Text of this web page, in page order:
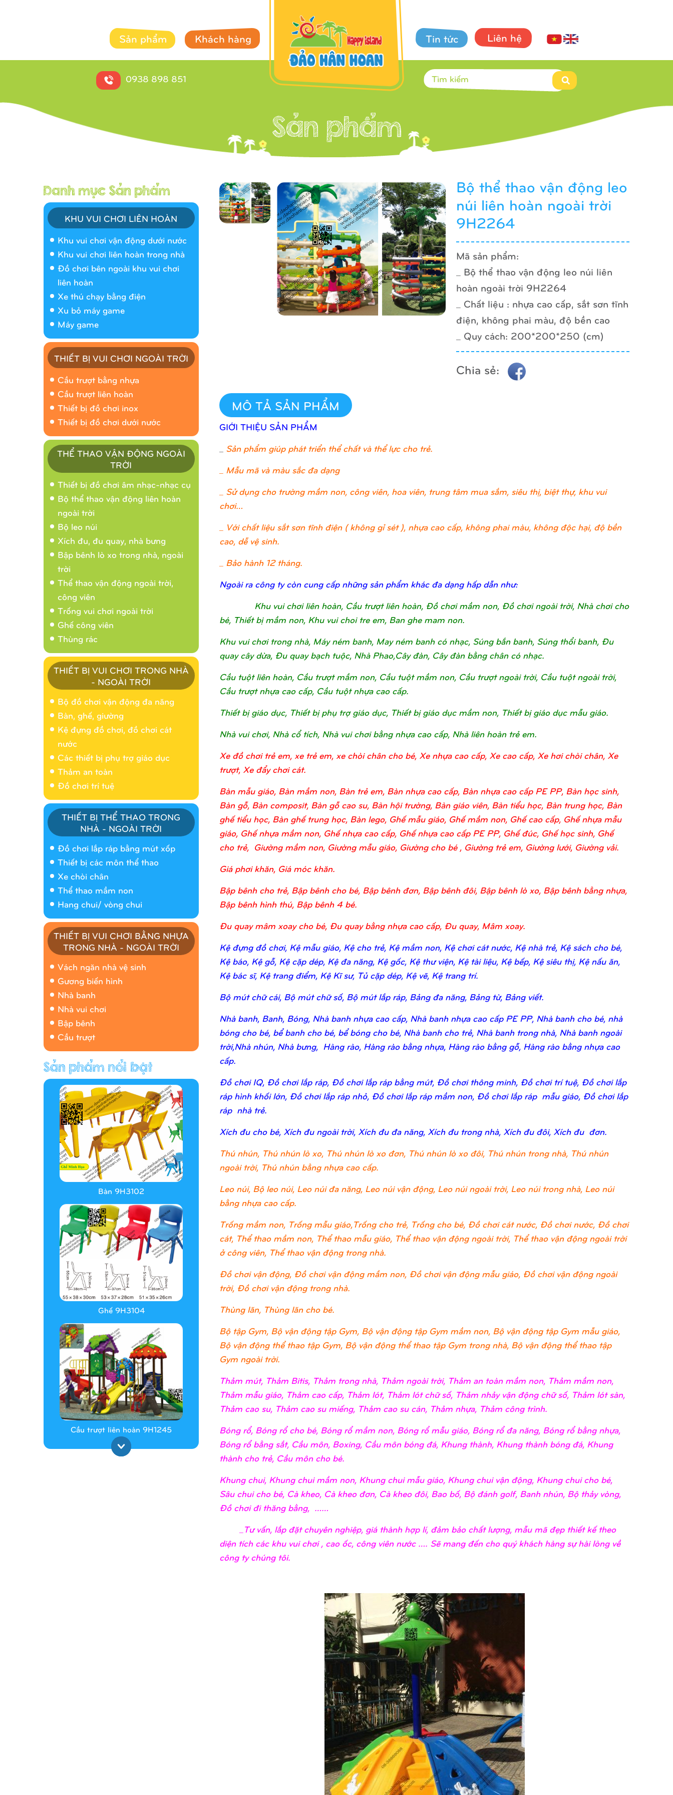
Sản phẩm Khách hàng Tin tức Liên hệ
0938 898 851
KHU VUI CHƠI LIÊN HOÀN
Khu vui chơi vận động dưới nước
Khu vui chơi liên hoàn trong nhà
Đồ chơi bên ngoài khu vui chơi
liên hoàn
Xe thú chạy bằng điện
Xu bỏ máy game
Máy game
THIẾT BỊ VUI CHƠI NGOÀI TRỜI
Cầu trượt bằng nhựa
Cầu trượt liên hoàn
Thiết bị đồ chơi inox
Thiết bị đồ chơi dưới nước
THỂ THAO VẬN ĐỘNG NGOÀI
TRỜI
Thiết bị đồ chơi âm nhạc-nhạc cụ
Bộ thể thao vận động liên hoàn
ngoài trời
Bộ leo núi
Xích đu, đu quay, nhà bưng
Bập bênh lò xo trong nhà, ngoài
trời
Thể thao vận động ngoài trời,
công viên
Trống vui chơi ngoài trời
Ghế công viên
Thùng rác
THIẾT BỊ VUI CHƠI TRONG NHÀ
- NGOÀI TRỜI
Bộ đồ chơi vận động đa năng
Bàn, ghế, giường
Kệ đựng đồ chơi, đồ chơi cát
nước
Các thiết bị phụ trợ giáo dục
Thảm an toàn
Đồ chơi trí tuệ
THIẾT BỊ THỂ THAO TRONG
NHÀ - NGOÀI TRỜI
Đồ chơi lắp ráp bằng mút xốp
Thiết bị các môn thể thao
Xe chòi chân
Thể thao mầm non
Hang chui/ vòng chui
THIẾT BỊ VUI CHƠI BẰNG NHỰA
TRONG NHÀ - NGOÀI TRỜI
Vách ngăn nhà vệ sinh
Gương biến hình
Nhà banh
Nhà vui chơi
Bập bênh
Cầu trượt
Nhà banh 9H5404
Nhà banh 9H5408
Hàng rào/nhà banh 9H5412
Bàn 9H3102
Ghế 9H3104
Cầu trượt liên hoàn 9H1245
Bộ thể thao vận động leo
núi liên hoàn ngoài trời
9H2264
Mã sản phẩm:
_ Bộ thể thao vận động leo núi liên
hoàn ngoài trời 9H2264
_ Chất liệu : nhựa cao cấp, sắt sơn tĩnh
điện, không phai màu, độ bền cao
_ Quy cách: 200*200*250 (cm)
Chia sẻ:
MÔ TẢ SẢN PHẨM
GIỚI THIỆU SẢN PHẨM
Sản phẩm giúp phát triển thể chất và thể lực cho trẻ.
_ Mẫu mã và màu sắc đa dạng
_ Sử dụng cho trường mầm non, công viên, hoa viên, trung tâm mua sắm, siêu thị, biệt thự, khu vui
chơi…
_ Với chất liệu sắt sơn tĩnh điện ( không gỉ sét ), nhựa cao cấp, không phai màu, không độc hại, độ bền
cao, dễ vệ sinh.
_ Bảo hành 12 tháng.
Ngoài ra công ty còn cung cấp những sản phẩm khác đa dạng hấp dẫn như:
Khu vui chơi liên hoàn, Cầu trượt liên hoàn, Đồ chơi mầm non, Đồ chơi ngoài trời, Nhà chơi cho
bé, Thiết bị mầm non, Khu vui choi tre em, Ban ghe mam non.
Khu vui chơi trong nhà, Máy ném banh, May ném banh có nhạc, Súng bắn banh, Súng thổi banh, Đu
quay cây dừa, Đu quay bạch tuộc, Nhà Phao,Cây đàn, Cây đàn bằng chân có nhạc.
Cầu tuột liên hoàn, Cầu trượt mầm non, Cầu tuột mầm non, Cầu trượt ngoài trời, Cầu tuột ngoài trời,
Cầu trượt nhựa cao cấp, Cầu tuột nhựa cao cấp.
Thiết bị giáo dục, Thiết bị phụ trợ giáo dục, Thiết bị giáo dục mầm non, Thiết bị giáo dục mẫu giáo.
Nhà vui chơi, Nhà cổ tích, Nhà vui chơi bằng nhựa cao cấp, Nhà liên hoàn trẻ em.
Xe đồ chơi trẻ em, xe trẻ em, xe chòi chân cho bé, Xe nhựa cao cấp, Xe cao cấp, Xe hơi chòi chân, Xe
trượt, Xe đẩy chơi cát.
Bàn mẫu giáo, Bàn mầm non, Bàn trẻ em, Bàn nhựa cao cấp, Bàn nhựa cao cấp PE PP, Bàn học sinh,
Bàn gỗ, Bàn composit, Bàn gỗ cao su, Bàn hội trường, Bàn giáo viên, Bàn tiểu học, Bàn trung học, Bàn
ghế tiểu học, Bàn ghế trung học, Bàn lego, Ghế mẫu giáo, Ghế mầm non, Ghế cao cấp, Ghế nhựa mẫu
giáo, Ghế nhựa mầm non, Ghế nhựa cao cấp, Ghế nhựa cao cấp PE PP, Ghế đúc, Ghế học sinh, Ghế
cho trẻ, Giường mầm non, Giường mẫu giáo, Giường cho bé , Giường trẻ em, Giường lưới, Giường vải.
Giá phơi khăn, Giá móc khăn.
Bập bênh cho trẻ, Bập bênh cho bé, Bập bênh đơn, Bập bênh đôi, Bập bênh lò xo, Bập bênh bằng nhựa,
Bập bênh hình thú, Bập bênh 4 bé.
Đu quay mâm xoay cho bé, Đu quay bằng nhựa cao cấp, Đu quay, Mâm xoay.
Kệ đựng đồ chơi, Kệ mẫu giáo, Kệ cho trẻ, Kệ mầm non, Kệ chơi cát nước, Kệ nhà trẻ, Kệ sách cho bé,
Kệ báo, Kệ gỗ, Kệ cặp dép, Kệ đa năng, Kệ gốc, Kệ thư viện, Kệ tài liệu, Kệ bếp, Kệ siêu thị, Kệ nấu ăn,
Kệ bác sĩ, Kệ trang điểm, Kệ Kĩ sư, Tủ cặp dép, Kệ vẽ, Kệ trang trí.
Bộ mút chữ cái, Bộ mút chữ số, Bộ mút lắp ráp, Bảng đa năng, Bảng từ, Bảng viết.
Nhà banh, Banh, Bóng, Nhà banh nhựa cao cấp, Nhà banh nhựa cao cấp PE PP, Nhà banh cho bé, nhà
bóng cho bé, bể banh cho bé, bể bóng cho bé, Nhà banh cho trẻ, Nhà banh trong nhà, Nhà banh ngoài
trời,Nhà nhún, Nhà bưng, Hàng rào, Hàng rào bằng nhựa, Hàng rào bằng gỗ, Hàng rào bằng nhựa cao
cấp.
Đồ chơi IQ, Đồ chơi lắp ráp, Đồ chơi lắp ráp bằng mút, Đồ chơi thông minh, Đồ chơi trí tuệ, Đồ chơi lắp
ráp hình khối lớn, Đồ chơi lắp ráp nhỏ, Đồ chơi lắp ráp mầm non, Đồ chơi lắp ráp mẫu giáo, Đồ chơi lắp
ráp nhà trẻ.
Xích đu cho bé, Xích đu ngoài trời, Xích đu đa năng, Xích đu trong nhà, Xích đu đôi, Xích đu đơn.
Thú nhún, Thú nhún lò xo, Thú nhún lò xo đơn, Thú nhún lò xo đôi, Thú nhún trong nhà, Thú nhún
ngoài trời, Thú nhún bằng nhựa cao cấp.
Leo núi, Bộ leo núi, Leo núi đa năng, Leo núi vận động, Leo núi ngoài trời, Leo núi trong nhà, Leo núi
bằng nhựa cao cấp.
Trống mầm non, Trống mẫu giáo,Trống cho trẻ, Trống cho bé, Đồ chơi cát nước, Đồ chơi nước, Đồ chơi
cát, Thể thao mầm non, Thể thao mẫu giáo, Thể thao vận động ngoài trời, Thể thao vận động ngoài trời
ở công viên, Thể thao vận động trong nhà.
Đồ chơi vận động, Đồ chơi vận động mầm non, Đồ chơi vận động mẫu giáo, Đồ chơi vận động ngoài
trời, Đồ chơi vận động trong nhà.
Thùng lăn, Thùng lăn cho bé.
Bộ tập Gym, Bộ vận động tập Gym, Bộ vận động tập Gym mầm non, Bộ vận động tập Gym mẫu giáo,
Bộ vận động thể thao tập Gym, Bộ vận động thể thao tập Gym trong nhà, Bộ vận động thể thao tập
Gym ngoài trời.
Thảm mút, Thảm Bitis, Thảm trong nhà, Thảm ngoài trời, Thảm an toàn mầm non, Thảm mầm non,
Thảm mẫu giáo, Thảm cao cấp, Thảm lót, Thảm lót chữ số, Thảm nhảy vận động chữ số, Thảm lót sàn,
Thảm cao su, Thảm cao su miếng, Thảm cao su cán, Thảm nhựa, Thảm công trình.
Bóng rổ, Bóng rổ cho bé, Bóng rổ mầm non, Bóng rổ mẫu giáo, Bóng rổ đa năng, Bóng rổ bằng nhựa,
Bóng rổ bằng sắt, Cầu môn, Boxing, Cầu môn bóng đá, Khung thành, Khung thành bóng đá, Khung
thành cho trẻ, Cầu môn cho bé.
Khung chui, Khung chui mầm non, Khung chui mẫu giáo, Khung chui vận động, Khung chui cho bé,
Sâu chui cho bé, Cà kheo, Cà kheo đơn, Cà kheo đôi, Bao bố, Bộ đánh golf, Banh nhún, Bộ thảy vòng,
Đồ chơi đi thăng bằng, ……
_Tư vấn, lắp đặt chuyên nghiệp, giá thành hợp lí, đảm bảo chất lượng, mẫu mã đẹp thiết kế theo
diện tích các khu vui chơi , cao ốc, công viên nước …. Sẽ mang đến cho quý khách hàng sự hài lòng về
công ty chúng tôi.